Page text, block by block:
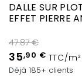
DALLE SUR
EFFET PIERRE
47.87 €
35,90 € TTC/m²
Déjà 185+ clients